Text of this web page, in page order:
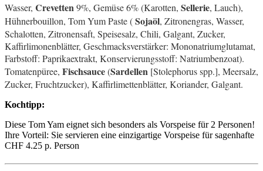
Wasser, Crevetten9%, Gemüse 6% (Karotten, Sellerie, Lauch),
Hühnerbouillon, Tom Yum Paste (Sojaöl, Zitronengras, Wasser,
Schalotten, Zitronensaft, Speisesalz, Chili, Galgant, Zucker,
Kaffirlimonenblätter, Geschmacksverstärker: Mononatriumglutamat,
Farbstoff: Paprikaextrakt, Konservierungsstoff: Natriumbenzoat).
Tomatenpüree, Fischsauce(Sardellen [Stolephorus spp.], Meersalz,
Zucker, Fruchtzucker), Kaffirlimettenblätter, Koriander, Galgant.
Kochtipp:
Diese Tom Yam eignet sich besonders als Vorspeise für 2 Personen!
Ihre Vorteil: Sie servieren eine einzigartige Vorspeise für sagenhafte
CHF 4.25 p. Person